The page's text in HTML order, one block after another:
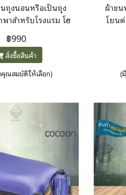
ถุงนอนหรือเป็นถุง
สำหรับโรงแรม โฮ
ถไฟ เพิ่มความอบอุ่น
ขนาด 220 x 90
ซม.
฿990
สั่งซื้อสินค้า
ณสมบัติให้เลือก)
ผ้าข
โยน
เห
ทา
ประ
โอเ
(